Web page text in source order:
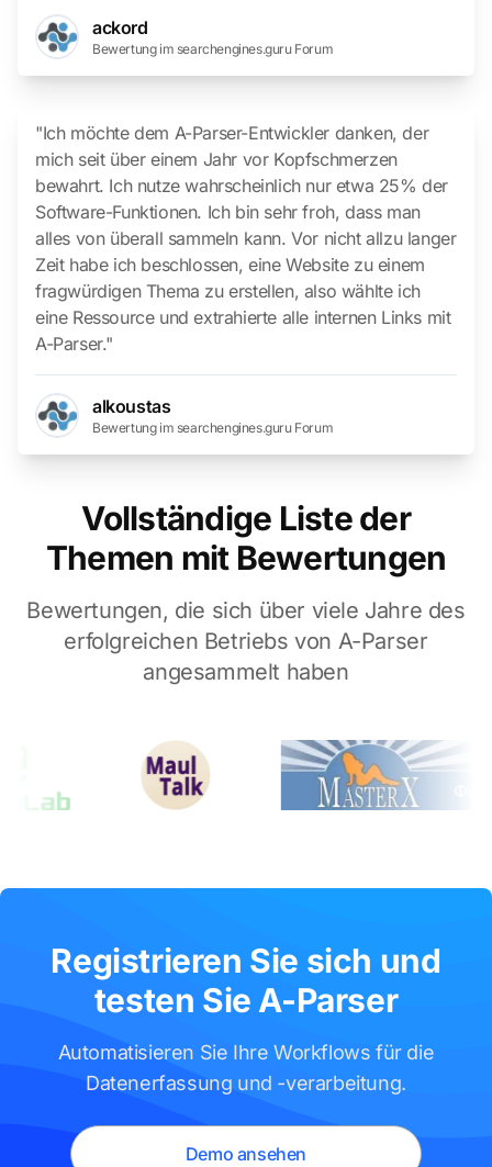
ackord
Bewertung im searchengines.guru Forum
"Ich möchte dem A-Parser-Entwickler danken, der
mich seit über einem Jahr vor Kopfschmerzen
bewahrt. Ich nutze wahrscheinlich nur etwa 25% der
Software-Funktionen. Ich bin sehr froh, dass man
alles von überall sammeln kann. Vor nicht allzu langer
Zeit habe ich beschlossen, eine Website zu einem
fragwürdigen Thema zu erstellen, also wählte ich
eine Ressource und extrahierte alle internen Links mit
A-Parser."
alkoustas
Bewertung im searchengines.guru Forum
Vollständige Liste der
Themen mit Bewertungen
Bewertungen, die sich über viele Jahre des
erfolgreichen Betriebs von A-Parser
angesammelt haben
Registrieren Sie sich und
testen Sie A-Parser
Automatisieren Sie Ihre Workflows für die
Datenerfassung und -verarbeitung.
Demo ansehen